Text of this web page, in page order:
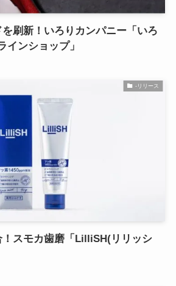
刷新！いろりカンパニー「いろ
インショップ」
-リリース
スモカ歯磨「LilliSH(リリッシ